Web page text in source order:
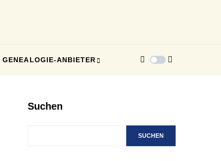
GENEALOGIE-ANBIETER
Suchen
SUCHEN